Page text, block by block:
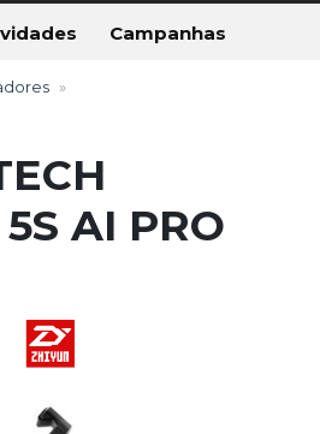
Campanhas
AI PRO